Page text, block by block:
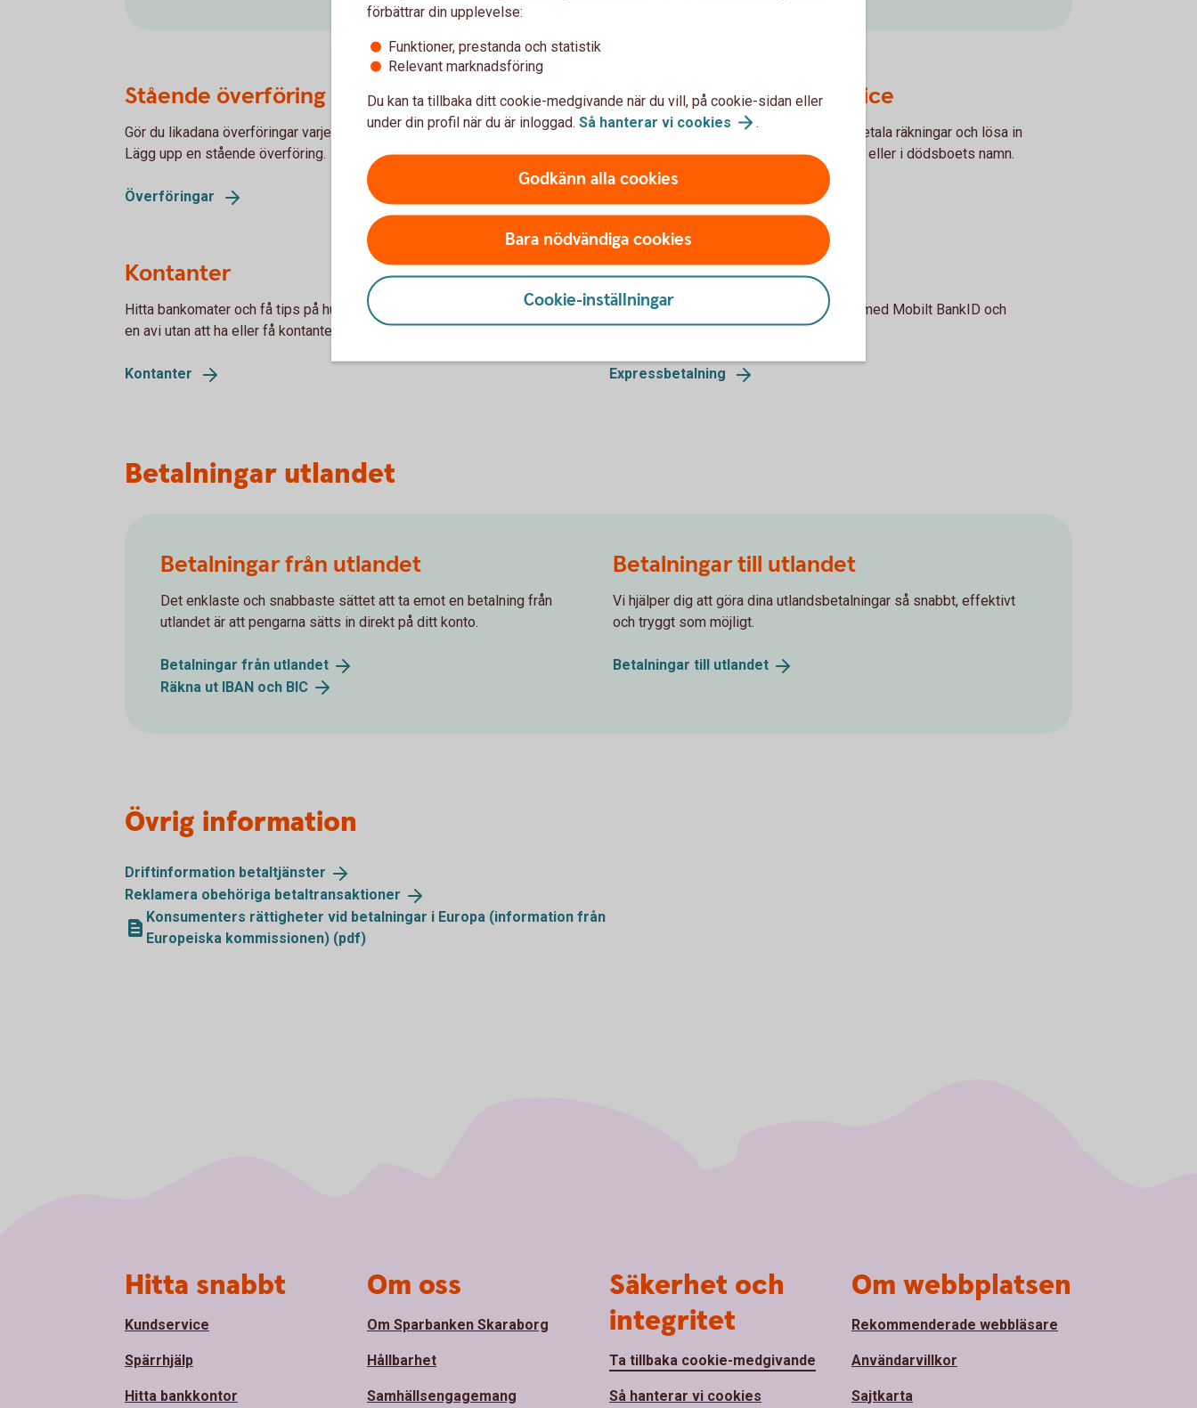
Stående överföring
Gör du likadana överföringar varje månad? Vill du börja spara regelbundet?
Lägg upp en stående överföring.
Överföringar
Dödsbo – betalningsservice
Du som är dödsbodelägare får hjälp att betala räkningar och lösa in
utbetalningsavier som står i den avlidnes eller i dödsboets namn.
Kontanter
Hitta bankomater och få tips på hur du betalar, ger bort pengar eller löser in
en avi utan att ha eller få kontanter.
Kontanter
Expressbetalning
Betala snabbt och säkert online. Signera med Mobilt BankID och
transaktionen är klar.
Expressbetalning
Betalningar utlandet
Betalningar från utlandet
Det enklaste och snabbaste sättet att ta emot en betalning från
utlandet är att pengarna sätts in direkt på ditt konto.
Betalningar från utlandet
Räkna ut IBAN och BIC
Betalningar till utlandet
Vi hjälper dig att göra dina utlandsbetalningar så snabbt, effektivt
och tryggt som möjligt.
Betalningar till utlandet
Övrig information
Driftinformation betaltjänster
Reklamera obehöriga betaltransaktioner
Konsumenters rättigheter vid betalningar i Europa (information från
Europeiska kommissionen) (pdf)
förbättrar din upplevelse:
Funktioner, prestanda och statistik
Relevant marknadsföring
Du kan ta tillbaka ditt cookie-medgivande när du vill, på cookie-sidan eller
under din profil när du är inloggad. Så hanterar vi cookies .
Godkänn alla cookies
Bara nödvändiga cookies
Cookie-inställningar
Hitta snabbt
Kundservice
Spärrhjälp
Hitta bankkontor
Om oss
Om Sparbanken Skaraborg
Hållbarhet
Samhällsengagemang
Säkerhet och
integritet
Ta tillbaka cookie-medgivande
Så hanterar vi cookies
Om webbplatsen
Rekommenderade webbläsare
Användarvillkor
Sajtkarta